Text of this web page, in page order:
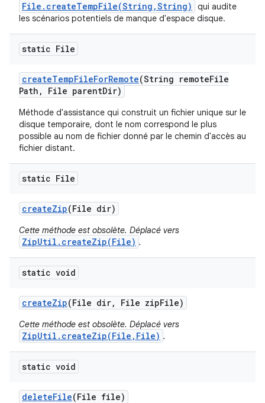
File.createTempFile(String,String)
qui audite
les scénarios potentiels de manque d'espace disque.
static File
createTempFileForRemote(String remoteFile
Path , File parentDir)
Méthode d'assistance qui construit un fichier unique sur le
disque temporaire, dont le nom correspond le plus
possible au nom de fichier donné par le chemin d'accès au
fichier distant.
static File
createZip(File dir)
Cette méthode est obsolète. Déplacé vers
ZipUtil.createZip(File) .
static void
createZip(File dir, File zipFile)
Cette méthode est obsolète. Déplacé vers
ZipUtil.createZip(File,File) .
static void
deleteFile(File file)